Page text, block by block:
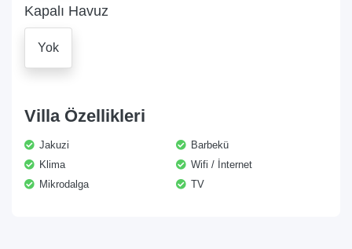
Kapalı Havuz
Yok
Villa Özellikleri
Jakuzi
Barbekü
Klima
Wifi / İnternet
Mikrodalga
TV